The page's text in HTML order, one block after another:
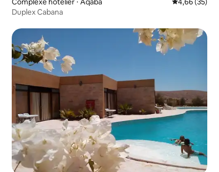
Duplex Cabana